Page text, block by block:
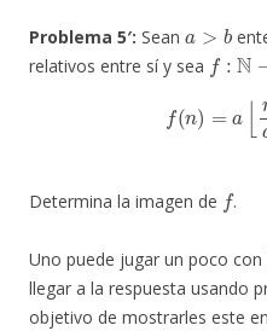
Problema 5′: Sean
relativos entre sí y sea
f N →
n
Determina la imagen de .
Uno puede jugar un poco
llegar a la respuesta usando
objetivo de mostrarles este